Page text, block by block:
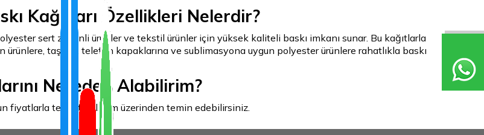
Kağıtları Özellikleri Nelerdir?
sert zeminli ürünler ve tekstil ürünler için yüksek kaliteli baskı imkanı sunar. Bu kağıtlarla
ürünlere, taşlara, telefon kapaklarına ve sublimasyona uygun polyester ürünlere rahatlıkla baskı
Nereden Alabilirim?
fiyatlarla teknofinal.com üzerinden temin edebilirsiniz.